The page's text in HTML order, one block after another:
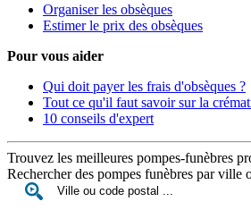
Organiser les obsèques
Estimer le prix des obsèques
Pour vous aider
Qui doit payer les frais d'obsèques ?
Tout ce qu'il faut savoir sur la
10 conseils d'expert
Trouvez les meilleures pompes-funèbres
Rechercher des pompes funèbres par ville